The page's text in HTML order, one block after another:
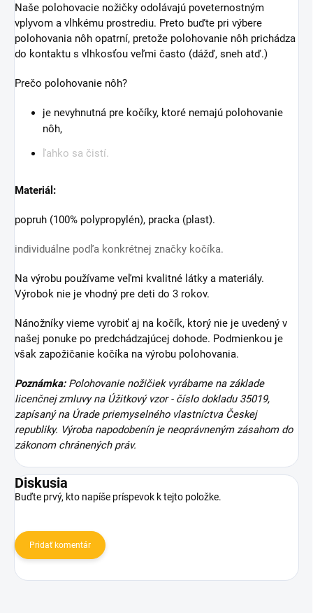
Naše polohovacie nožičky odolávajú poveternostným
vplyvom a vlhkému prostrediu. Preto buďte pri výbere
polohovania nôh opatrní, pretože polohovanie nôh prichádza
do kontaktu s vlhkosťou veľmi často (dážď, sneh atď.)
Prečo polohovanie nôh?
je nevyhnutná pre kočíky, ktoré nemajú polohovanie
nôh,
ľahko sa čistí.
Materiál:
popruh (100% polypropylén), pracka (plast).
individuálne podľa konkrétnej značky kočíka.
Na výrobu používame veľmi kvalitné látky a materiály.
Výrobok nie je vhodný pre deti do 3 rokov.
Nánožníky vieme vyrobiť aj na kočík, ktorý nie je uvedený v
našej ponuke po predchádzajúcej dohode. Podmienkou je
však zapožičanie kočíka na výrobu polohovania.
Poznámka:Polohovanie nožičiek vyrábame na základe
licenčnej zmluvy na Úžitkový vzor - číslo dokladu 35019,
zapísaný na Úrade priemyselného vlastníctva Českej
republiky. Výroba napodobenín je neoprávneným zásahom do
zákonom chránených práv.
Diskusia
Buďte prvý, kto napíše príspevok k tejto položke.
Pridať komentár